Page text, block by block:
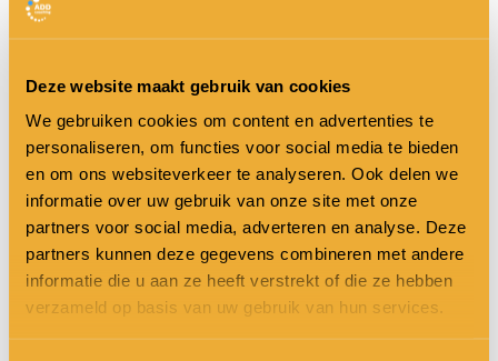
Deze website maakt gebruik van cookies
We gebruiken cookies om content en advertenties te
personaliseren, om functies voor social media te bieden
en om ons websiteverkeer te analyseren. Ook delen we
informatie over uw gebruik van onze site met onze
partners voor social media, adverteren en analyse. Deze
partners kunnen deze gegevens combineren met andere
informatie die u aan ze heeft verstrekt of die ze hebben
verzameld op basis van uw gebruik van hun services.
Bij onze training ‘De ADD Formule’ leer je
in je leven te creëren. In negen videolessen
deelt Margo de uitleg over ADD die je altijd al
had willen weten. Elke week ontvang je een
nieuwe les in de mailbox en iedere maand
kun je deelnemen aan de Lunch & Learn
bijeenkomst. Hier kun je al jouw vragen
direct aan Margo stellen. We begrijpen dat je